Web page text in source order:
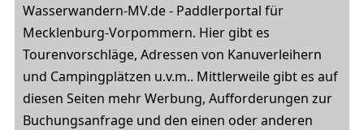
Wasserwandern-MV.de - Paddlerportal für
Mecklenburg-Vorpommern. Hier gibt es
Tourenvorschläge, Adressen von Kanuverleihern
und Campingplätzen u.v.m.. Mittlerweile gibt es auf
diesen Seiten mehr Werbung, Aufforderungen zur
Buchungsanfrage und den einen oder anderen